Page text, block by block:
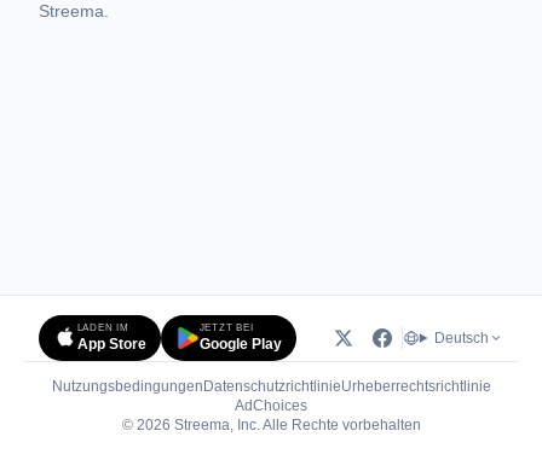
Streema.
LADEN IM
App Store
JETZT BEI
Google Play Deutsch
Nutzungsbedingungen DatenschutzrichtlinieUrheberrechtsrichtlinie
AdChoices(öffnet in neuem Tab)
© 2026 Streema, Inc. Alle Rechte vorbehalten